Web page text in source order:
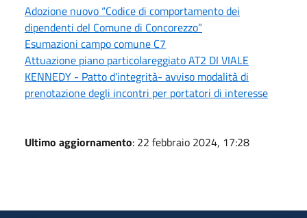
Adozione nuovo “Codice di comportamento dei
dipendenti del Comune di Concorezzo”
Esumazioni campo comune C7
Attuazione piano particolareggiato AT2 DI VIALE
KENNEDY - Patto d'integrità- avviso modalità di
prenotazione degli incontri per portatori di interesse
Ultimo aggiornamento: 22 febbraio 2024, 17:28